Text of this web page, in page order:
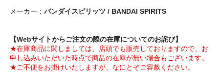
メーカー： バンダイスピリッツ / BANDAI SPIRITS
【Webサイトからご注文の際の在庫についてのお詫び】
★在庫商品に関しましては、店頭でも販売しておりますので、お
申し込みいただいた時点で商品の在庫が無い場合もございます。
★ご不便をお掛けいたしますが、なにとぞご容赦ください。